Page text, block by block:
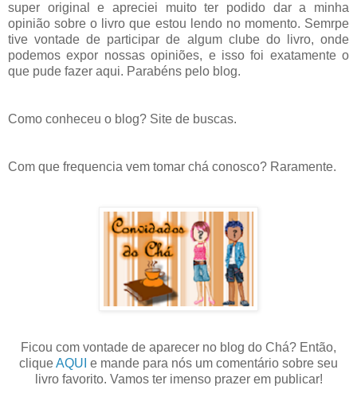
super original e apreciei muito ter podido dar a minha
opinião sobre o livro que estou lendo no momento. Semrpe
tive vontade de participar de algum clube do livro, onde
podemos expor nossas opiniões, e isso foi exatamente o
que pude fazer aqui. Parabéns pelo blog.
Como conheceu o blog? Site de buscas.
Com que frequencia vem tomar chá conosco? Raramente.
Ficou com vontade de aparecer no blog do Chá? Então,
cliqueAQUI e mande para nós um comentário sobre seu
livro favorito. Vamos ter imenso prazer em publicar!